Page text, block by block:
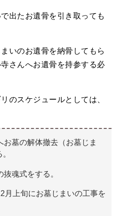
出たお遺骨を引き取っても
いのお遺骨を納骨してもら
さんへお遺骨を持参する必
のスケジュールとしては、
お墓の解体撤去（お墓じま
魂式をする。
月上旬にお墓じまいの工事を